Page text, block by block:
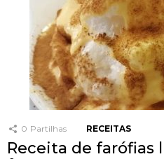
0 Partilhas RECEITAS
Receita de farófias